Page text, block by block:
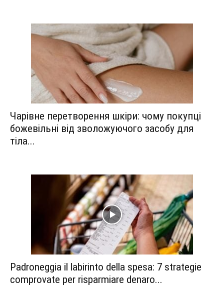
Чарівне перетворення шкіри: чому покупці
божевільні від зволожуючого засобу для
тіла...
Padroneggia il labirinto della spesa: 7 strategie
comprovate per risparmiare denaro...